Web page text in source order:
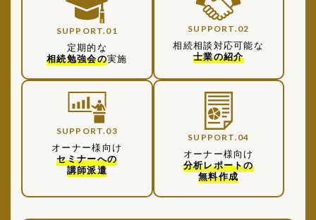
SUPPORT.01
定期的な
相続勉強会の実施
SUPPORT.02
相続相談対応可能な
士業の紹介
SUPPORT.03
オーナー様向け
セミナーへの
講師派遣
SUPPORT.04
オーナー様向け
分析レポートの
無料作成